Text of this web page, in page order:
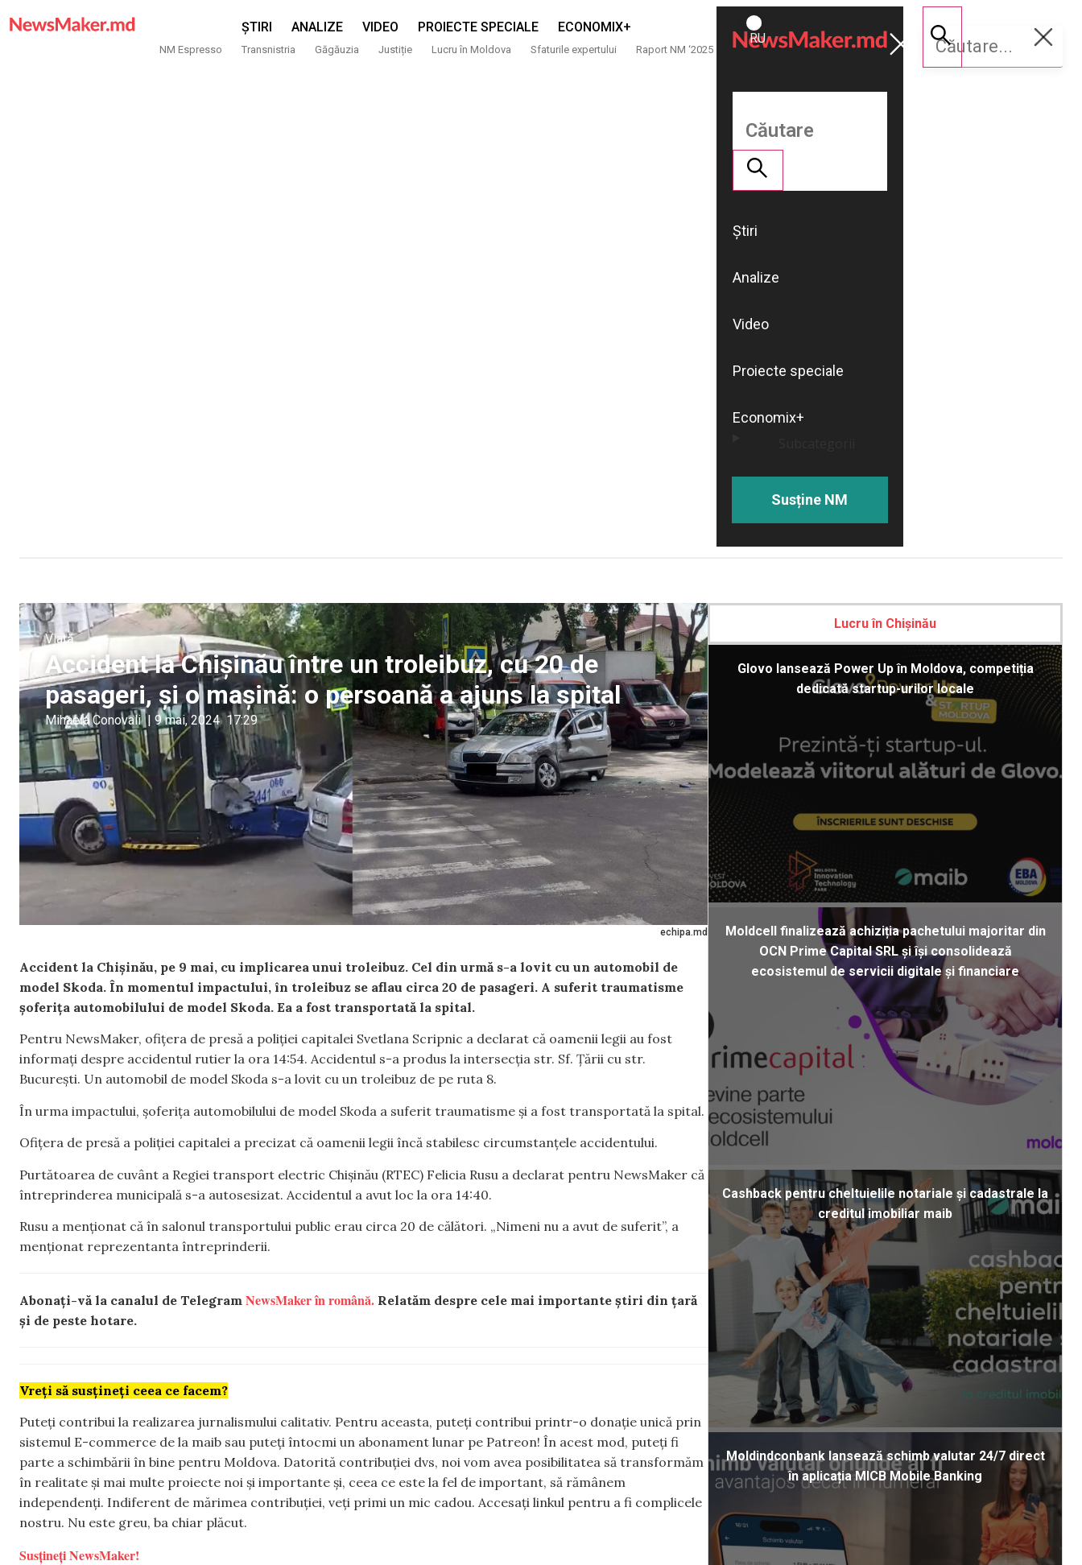
ȘTIRI ANALIZE VIDEO PROIECTE SPECIALE ECONOMIX+
NM Espresso Transnistria Găgăuzia Justiție Lucru în Moldova Sfaturile expertului Raport NM ‘2025
ROMÂNĂ
RU
Susține
NM
Știri
Analize
Video
Proiecte speciale
Economix+
Susține NM
echipa.md
Viață
Accident la Chișinău între un troleibuz, cu 20 de
pasageri, și o mașină: o persoană a ajuns la spital
Mihaela Conovali | 9 mai, 2024 17:29
Accident la Chișinău, pe 9 mai, cu implicarea unui troleibuz. Cel din urmă s-a lovit cu un automobil de
model Skoda. În momentul impactului, în troleibuz se aflau circa 20 de pasageri. A suferit traumatisme
șoferița automobilului de model Skoda. Ea a fost transportată la spital.
Pentru NewsMaker, ofițera de presă a poliției capitalei Svetlana Scripnic a declarat că oamenii legii au fost
informați despre accidentul rutier la ora 14:54. Accidentul s-a produs la intersecția str. Sf. Țării cu str.
București. Un automobil de model Skoda s-a lovit cu un troleibuz de pe ruta 8.
În urma impactului, șoferița automobilului de model Skoda a suferit traumatisme și a fost transportată la spital.
Ofițera de presă a poliției capitalei a precizat că oamenii legii încă stabilesc circumstanțele accidentului.
Purtătoarea de cuvânt a Regiei transport electric Chișinău (RTEC) Felicia Rusu a declarat pentru NewsMaker că
întreprinderea municipală s-a autosesizat. Accidentul a avut loc la ora 14:40.
Rusu a menționat că în salonul transportului public erau circa 20 de călători. „Nimeni nu a avut de suferit”, a
menționat reprezentanta întreprinderii.
Abonați-vă la canalul de Telegram NewsMaker în română. Relatăm despre cele mai importante știri din țară
și de peste hotare.
Vreți să susțineți ceea ce facem?
Puteți contribui la realizarea jurnalismului calitativ. Pentru aceasta, puteți contribui printr-o donație unică prin
sistemul E-commerce de la maib sau puteți întocmi un abonament lunar pe Patreon! În acest mod, puteți fi
parte a schimbării în bine pentru Moldova. Datorită contribuției dvs, noi vom avea posibilitatea să transformăm
în realitate și mai multe proiecte noi și importante și, ceea ce este la fel de important, să rămânem
independenți. Indiferent de mărimea contribuției, veți primi un mic cadou. Accesați linkul pentru a fi complicele
nostru. Nu este greu, ba chiar plăcut.
Susțineți NewsMaker!
Lucru în Chișinău
Glovo lansează Power Up în Moldova, competiția
dedicată startup-urilor locale
Moldcell finalizează achiziția pachetului majoritar din
OCN Prime Capital SRL și își consolidează
ecosistemul de servicii digitale și financiare
Cashback pentru cheltuielile notariale și cadastrale la
creditul imobiliar maib
Moldindconbank lansează schimb valutar 24/7 direct
în aplicația MICB Mobile Banking